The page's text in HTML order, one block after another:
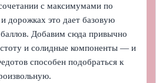
с максимумами по
дорожках это дает базовую
Добавим сюда привычно
и солидные компоненты — и
способен подобраться к